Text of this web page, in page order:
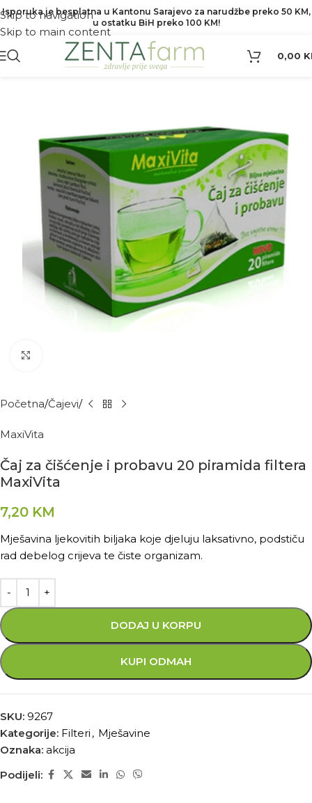
Skip to navigation
Skip to main content
Isporuka je besplatna u Kantonu Sarajevo za narudžbe preko 50 KM,
u ostatku BiH preko 100 KM!
0,00
Početna Čajevi
MaxiVita
Čaj za čišćenje i probavu 20 piramida filtera
MaxiVita
7,20 KM
Mješavina ljekovitih biljaka koje djeluju laksativno, podstiču
rad debelog crijeva te čiste organizam.
DODAJ U KORPU
KUPI ODMAH
SKU: 9267
Kategorije: Filteri , Mješavine
Oznaka: akcija
Podijeli: